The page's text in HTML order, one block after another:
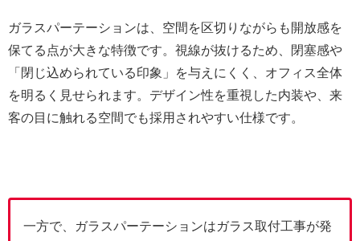
ガラスパーテーションは、空間を区切りながらも開放感を
保てる点が大きな特徴です。視線が抜けるため、閉塞感や
「閉じ込められている印象」を与えにくく、オフィス全体
を明るく見せられます。デザイン性を重視した内装や、来
客の目に触れる空間でも採用されやすい仕様です。
一方で、ガラスパーテーションはガラス取付工事が発